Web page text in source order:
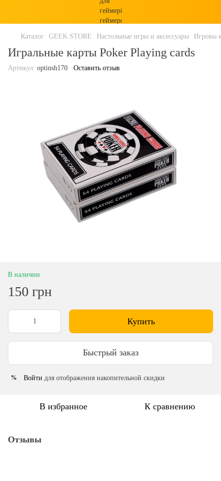
Каталог GEEK STORE Настольные игры и аксессуары Игровы
Игральные карты Poker Playing cards
Артикул: optinsh170 Оставить отзыв
В наличии
150 грн
Купить
Быстрый заказ
% Войти для отображения накопительной скидки
В избранное К сравнению
Отзывы